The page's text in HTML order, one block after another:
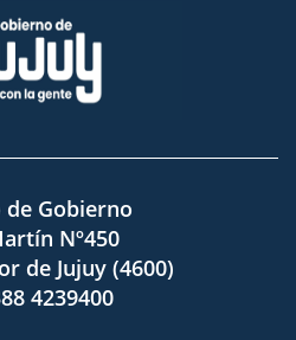
de Gobierno
Nº450
de Jujuy (4600)
4239400